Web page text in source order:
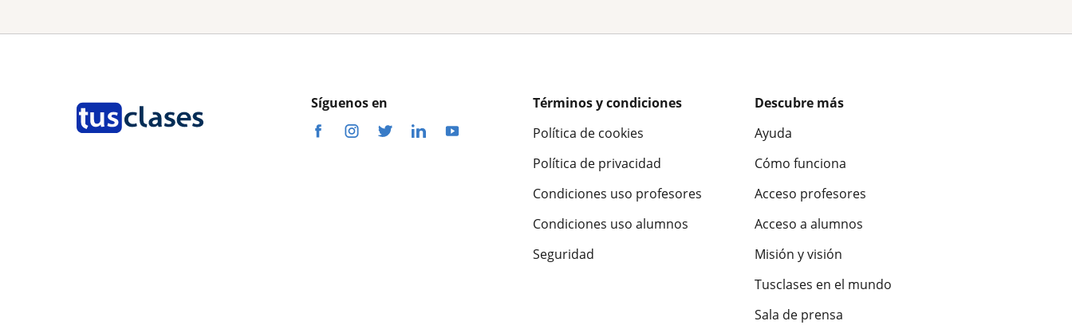
Síguenos en
Términos y condiciones
Política de cookies
Política de privacidad
Condiciones uso profesores
Condiciones uso alumnos
Seguridad
Descubre más
Ayuda
Cómo funciona
Acceso profesores
Acceso a alumnos
Misión y visión
Tusclases en el mundo
Sala de prensa